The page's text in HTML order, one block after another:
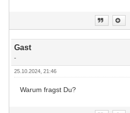
Gast
-
25.10.2024, 21:46
Warum fragst Du?